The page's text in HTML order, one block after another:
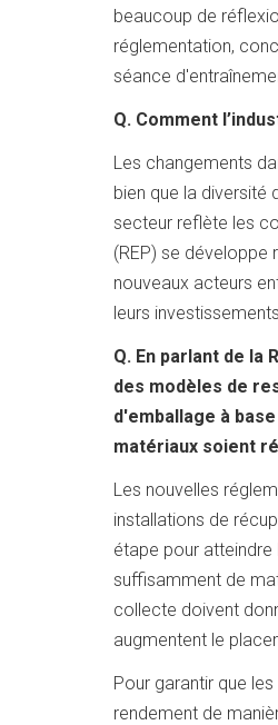
beaucoup de
réglementation,
séance
Q. Comment
Les changements
bien que la
secteur reflète les
(REP) se développe
nouveaux acteurs
leurs
Q. En parlant de
des modèles de
d'emballage à
matériaux soient
Les nouvelles
installations de
étape pour
suffisamment de
collecte doivent
augmentent le
Pour garantir que
rendement de